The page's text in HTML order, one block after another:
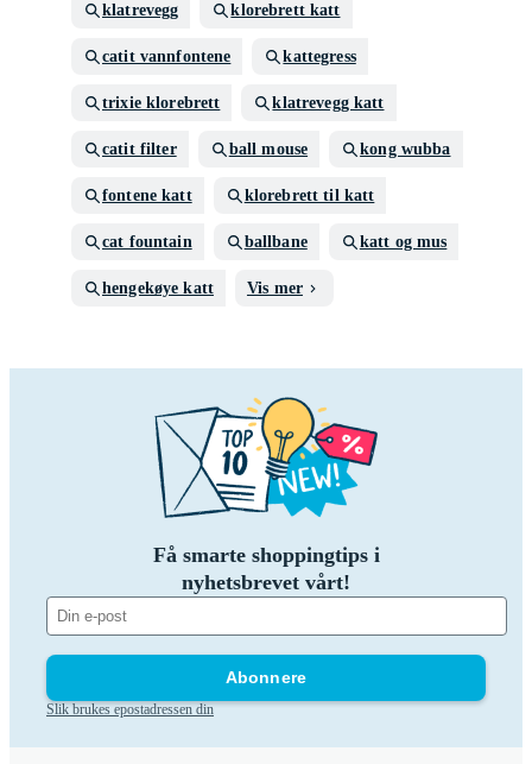
klatrevegg klorebrett katt
catit vannfontene kattegress
trixie klorebrett klatrevegg katt
catit filter ball mouse kong wubba
fontene katt klorebrett til katt
cat fountain ballbane katt og mus
hengekøye katt Vis mer
Få smarte shoppingtips i
nyhetsbrevet vårt!
Abonnere
Slik brukes epostadressen din